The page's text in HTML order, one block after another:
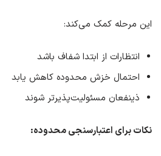
این مرحله کمک می‌کند:
انتظارات از ابتدا شفاف باشد
احتمال خزش محدوده کاهش یابد
ذینفعان مسئولیت‌پذیرتر شوند
نکات برای اعتبارسنجی محدوده: